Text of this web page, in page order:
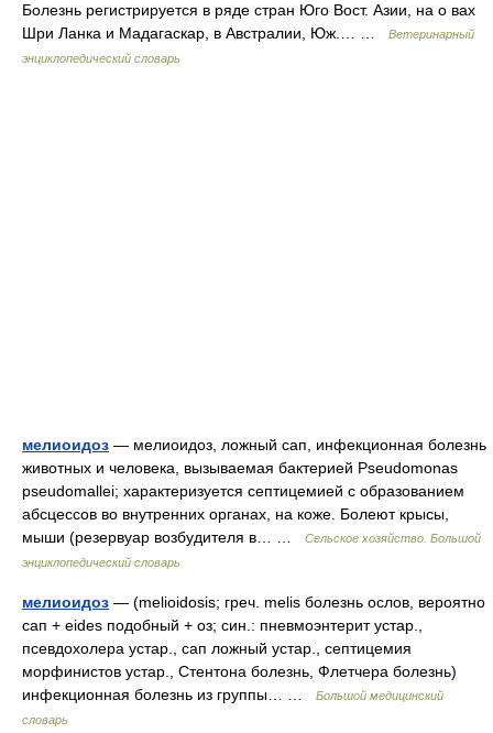
Болезнь регистрируется в ряде стран Юго Вост. Азии, на о вах
Шри Ланка и Мадагаскар, в Австралии, Юж.… …
Ветеринарный
энциклопедический словарь
мелиоидоз — мелиоидоз, ложный сап, инфекционная болезнь
животных и человека, вызываемая бактерией Pseudomonas
pseudomallei; характеризуется септицемией с образованием
абсцессов во внутренних органах, на коже. Болеют крысы,
мыши (резервуар возбудителя в… …
Сельское хозяйство. Большой
энциклопедический словарь
мелиоидоз — (melioidosis; греч. melis болезнь ослов, вероятно
сап + eides подобный + оз; син.: пневмоэнтерит устар.,
псевдохолера устар., сап ложный устар., септицемия
морфинистов устар., Стентона болезнь, Флетчера болезнь)
инфекционная болезнь из группы… …
Большой медицинский
словарь